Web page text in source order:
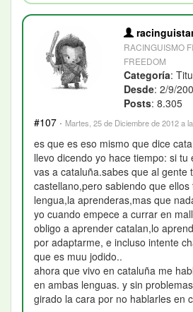
RACINGUISMO
FREEDOM
Categoría:
Desde: 2/9/
Posts: 8.305
#107 · Martes, 25 de Diciembre de 2012 a
es que es eso mismo que dice
llevo dicendo yo hace tiempo: si tu
vas a cataluña.sabes que al gente
castellano,pero sabiendo que
lengua,la aprenderas,mas que
yo cuando empece a currar en
obligo a aprender catalan,lo
por adaptarme, e incluso intente
que es muu jodido..
ahora que vivo en cataluña me
en ambas lenguas. y sin
girado la cara por no hablarles en